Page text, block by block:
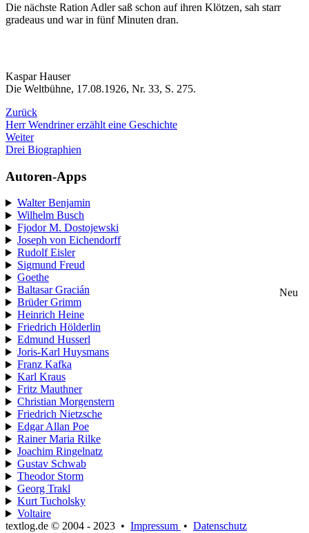
Die nächste Ration Adler saß schon auf ihren Klötzen, sah starr
gradeaus und war in fünf Minuten dran.
Kaspar Hauser
Die Weltbühne, 17.08.1926, Nr. 33, S. 275.
Zurück
Herr Wendriner erzählt eine Geschichte
Weiter
Drei Biographien
Autoren-Apps
Walter Benjamin
Wilhelm Busch
Fjodor M. Dostojewski
Joseph von Eichendorff
Rudolf Eisler
Sigmund Freud
Goethe
Baltasar Gracián
Neu
Brüder Grimm
Heinrich Heine
Friedrich Hölderlin
Edmund Husserl
Joris-Karl Huysmans
Franz Kafka
Karl Kraus
Fritz Mauthner
Christian Morgenstern
Friedrich Nietzsche
Edgar Allan Poe
Rainer Maria Rilke
Joachim Ringelnatz
Gustav Schwab
Theodor Storm
Georg Trakl
Kurt Tucholsky
Voltaire
textlog.de © 2004 - 2023 • Impressum • Datenschutz